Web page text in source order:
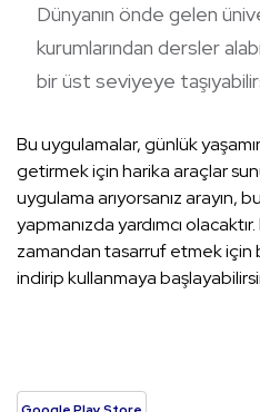
Dünyanın önde gelen
kurumlarından dersler
bir üst seviyeye
Bu uygulamalar, günlük
getirmek için harika araçlar
uygulama arıyorsanız arayın,
yapmanızda yardımcı
zamandan tasarruf etmek için
indirip kullanmaya